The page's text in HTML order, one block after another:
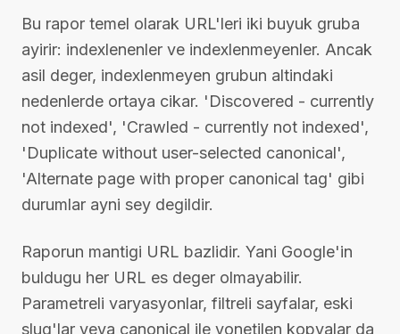
Bu rapor temel olarak URL'leri iki buyuk gruba
ayirir: indexlenenler ve indexlenmeyenler. Ancak
asil deger, indexlenmeyen grubun altindaki
nedenlerde ortaya cikar. 'Discovered - currently
not indexed', 'Crawled - currently not indexed',
'Duplicate without user-selected canonical',
'Alternate page with proper canonical tag' gibi
durumlar ayni sey degildir.
Raporun mantigi URL bazlidir. Yani Google'in
buldugu her URL es deger olmayabilir.
Parametreli varyasyonlar, filtreli sayfalar, eski
slug'lar veya canonical ile yonetilen kopyalar da